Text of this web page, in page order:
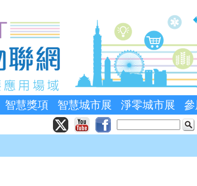
智慧獎項 智慧城市展 淨零城市展